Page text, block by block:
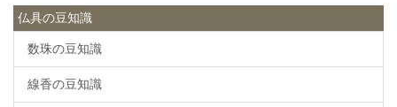
仏具の豆知識
数珠の豆知識
線香の豆知識